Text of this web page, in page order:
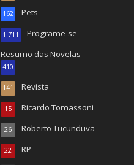
Pets
162
Programe-se
1.711
Resumo das Novelas
410
Revista
141
Ricardo Tomassoni
15
Roberto Tucunduva
26
RP
22